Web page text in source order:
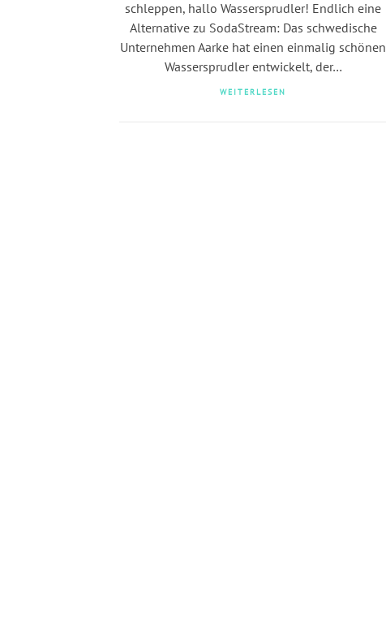
schleppen, hallo Wassersprudler! Endlich eine
Alternative zu SodaStream: Das schwedische
Unternehmen Aarke hat einen einmalig schönen
Wassersprudler entwickelt, der…
WEITERLESEN